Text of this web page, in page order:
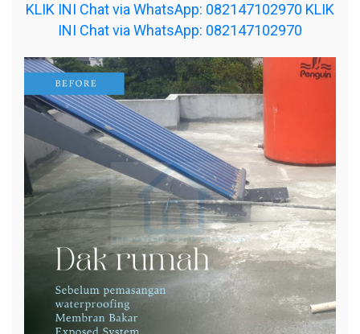
KLIK INI Chat via WhatsApp: 082147102970 KLIK
INI Chat via WhatsApp: 082147102970